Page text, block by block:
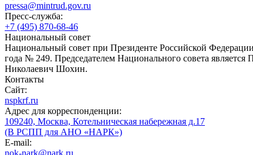
pressa@mintrud.gov.ru
Пресс-служба:
+7 (495) 870-68-46
Национальный совет
Национальный совет при Президенте Российской
года № 249. Председателем Национального совета
Николаевич Шохин.
Контакты
Сайт:
nspkrf.ru
Адрес для корреспонденции:
109240, Москва, Котельническая набережная д.17
(В РСПП для АНО «НАРК»)
E-mail:
nok-nark@nark.ru